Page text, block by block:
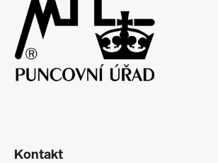
Kontakt